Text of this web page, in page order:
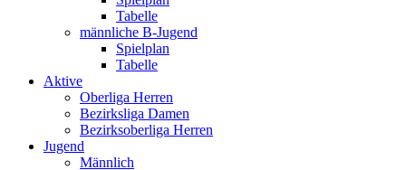
Tabelle
männliche B-Jugend
Spielplan
Tabelle
Aktive
Oberliga Herren
Bezirksliga Damen
Bezirksoberliga Herren
Jugend
Männlich